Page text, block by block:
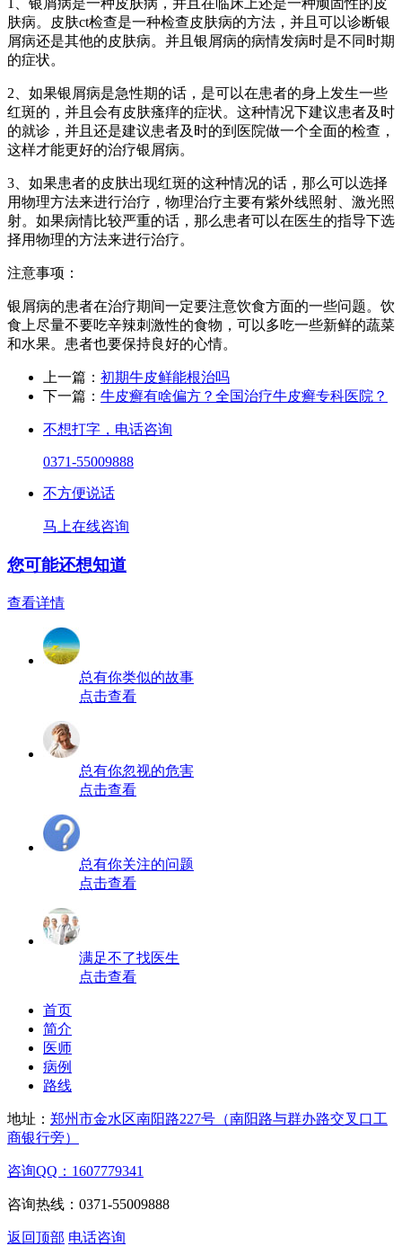
1、银屑病是一种皮肤病，并且在临床上还是一种顽固性的皮
肤病。皮肤ct检查是一种检查皮肤病的方法，并且可以诊断银
屑病还是其他的皮肤病。并且银屑病的病情发病时是不同时期
的症状。
2、如果银屑病是急性期的话，是可以在患者的身上发生一些
红斑的，并且会有皮肤瘙痒的症状。这种情况下建议患者及时
的就诊，并且还是建议患者及时的到医院做一个全面的检查，
这样才能更好的治疗银屑病。
3、如果患者的皮肤出现红斑的这种情况的话，那么可以选择
用物理方法来进行治疗，物理治疗主要有紫外线照射、激光照
射。如果病情比较严重的话，那么患者可以在医生的指导下选
择用物理的方法来进行治疗。
注意事项：
银屑病的患者在治疗期间一定要注意饮食方面的一些问题。饮
食上尽量不要吃辛辣刺激性的食物，可以多吃一些新鲜的蔬菜
和水果。患者也要保持良好的心情。
上一篇： 初期牛皮鲜能根治吗
下一篇： 牛皮癣有啥偏方？全国治疗牛皮癣专科医院？
不想打字，电话咨询
0371-55009888
不方便说话
马上在线咨询
您可能还想知道
查看详情
总有你类似的故事
点击查看
总有你忽视的危害
点击查看
总有你关注的问题
点击查看
满足不了找医生
点击查看
首页
简介
医师
病例
路线
地址： 郑州市金水区南阳路227号（南阳路与群办路交叉口工
商银行旁）
咨询QQ：1607779341
咨询热线：0371-55009888
返回顶部 电话咨询